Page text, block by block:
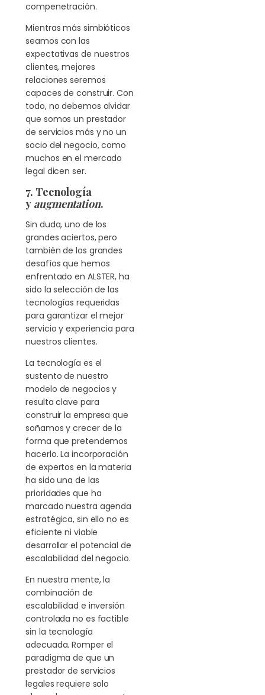
compenetración.
Mientras más simbióticos
seamos con las
expectativas de nuestros
clientes, mejores
relaciones seremos
capaces de construir. Con
todo, no debemos olvidar
que somos un prestador
de servicios más y no un
socio del negocio, como
muchos en el mercado
legal dicen ser.
7. Tecnología
y augmentation.
Sin duda, uno de los
grandes aciertos, pero
también de los grandes
desafíos que hemos
enfrentado en ALSTER, ha
sido la selección de las
tecnologías requeridas
para garantizar el mejor
servicio y experiencia para
nuestros clientes.
La tecnología es el
sustento de nuestro
modelo de negocios y
resulta clave para
construir la empresa que
soñamos y crecer de la
forma que pretendemos
hacerlo. La incorporación
de expertos en la materia
ha sido una de las
prioridades que ha
marcado nuestra agenda
estratégica, sin ello no es
eficiente ni viable
desarrollar el potencial de
escalabilidad del negocio.
En nuestra mente, la
combinación de
escalabilidad e inversión
controlada no es factible
sin la tecnología
adecuada. Romper el
paradigma de que un
prestador de servicios
legales requiere solo